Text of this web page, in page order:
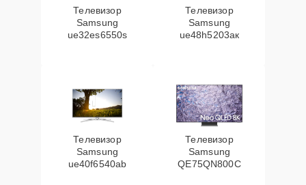
Телевизор
Samsung
ue32es6550s
Телевизор
Samsung
ue48h5203aк
Телевизор
Samsung
ue40f6540ab
Телевизор
Samsung
QE75QN800C